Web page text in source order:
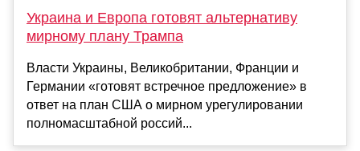
Украина и Европа готовят альтернативу
мирному плану Трампа
Власти Украины, Великобритании, Франции и
Германии «готовят встречное предложение» в
ответ на план США о мирном урегулировании
полномасштабной россий...